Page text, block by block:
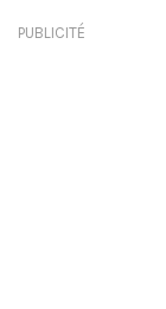
PUBLICITÉ